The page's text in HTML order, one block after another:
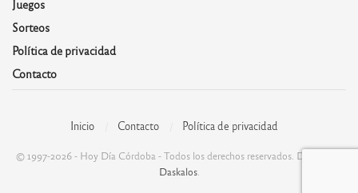
Juegos
Sorteos
Política de privacidad
Contacto
Inicio Contacto Política de privacidad
© 1997-2026 - Hoy Día Córdoba - Todos los derechos reservados. Desarrolla:
Daskalos.